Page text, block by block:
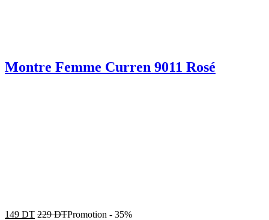
Montre Femme Curren 9011 Rosé
149 DT 229DTPromotion - 35%